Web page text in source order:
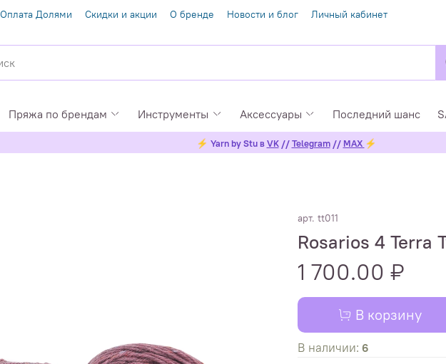
Оплата Долями Скидки и акции О бренде Новости и блог Личный кабинет
Пряжа по брендам Инструменты Аксессуары Последний шанс
⚡ Yarn by Stu вVK//Telegram// MAX ⚡
арт. tt011
Rosarios 4 Terra
1 700.00 ₽
В корзину
В наличии: 6